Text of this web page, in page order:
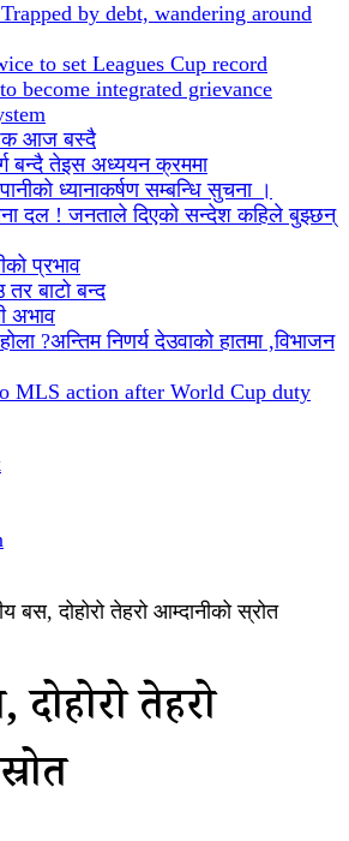
by debt, wandering around
to set Leagues Cup record
become integrated grievance
आज बस्दै
बन्दै तेइस अध्ययन क्रममा
ध्यानाकर्षण सम्बन्धि सुचना ।
दल ! जनताले दिएको सन्देश कहिले बुझ्छन्
प्रभाव
तर बाटो बन्द
अभाव
?अन्तिम निणर्य देउवाको हातमा ,विभाजन
MLS action after World Cup duty
बस, दोहोरो तेहरो आम्दानीको स्रोत
दोहोरो तेहरो